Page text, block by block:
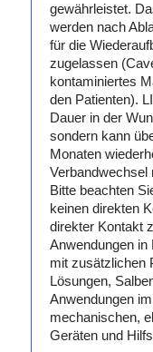
gewährleistet.
werden nach
für die
zugelassen
kontaminiertes
den Patienten).
Dauer in der
sondern kann
Monaten
Verbandwechsel
Bitte beachten
keinen direkten
direkter Kontakt
Anwendungen in
mit zusätzlichen
Lösungen,
Anwendungen
mechanischen,
Geräten und